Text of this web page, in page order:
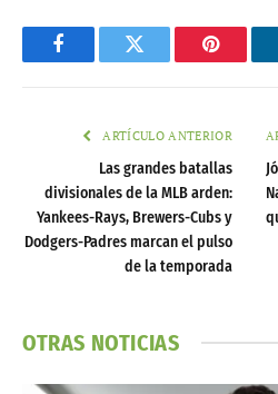
FacebookTwitter
ARTÍCULO ANTERIOR
Las grandes batallas
divisionales de la MLB arden:
Yankees-Rays, Brewers-Cubs y
Dodgers-Padres marcan el pulso
de la temporada
OTRAS NOTICIAS